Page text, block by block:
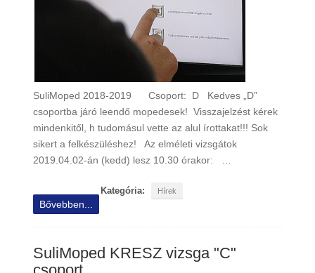
SuliMoped 2018-2019 Csoport: D Kedves „D”
csoportba járó leendő mopedesek! Visszajelzést kérek
mindenkitől, h tudomásul vette az alul írottakat!!! Sok
sikert a felkészüléshez! Az elméleti vizsgátok
2019.04.02-án (kedd) lesz 10.30 órakor: …
Kategória: Hírek
Bővebben...
SuliMoped KRESZ vizsga "C"